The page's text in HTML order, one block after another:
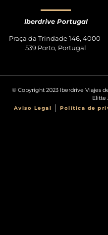
Iberdrive Portugal
Praça da Trindade 146, 4000-
539 Porto, Portugal
© Copyright 2023 Iberdrive Viajes
Elitte
Aviso Legal Política de